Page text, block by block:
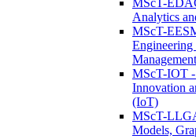
MScT-
Analytics
MScT-
Engineering
Management
MScT-IOT
Innovation
(IoT)
MScT-
Models,